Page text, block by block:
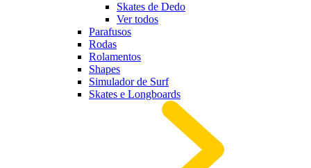
Skates de Dedo
Ver todos
Parafusos
Rodas
Rolamentos
Shapes
Simulador de Surf
Skates e Longboards